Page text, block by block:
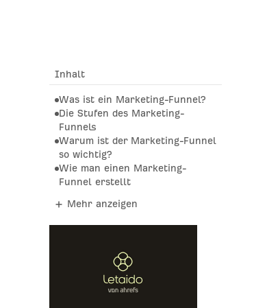
Inhalt
Was ist ein Marketing-Funnel?
Die Stufen des Marketing-
Funnels
Warum ist der Marketing-Funnel
so wichtig?
Wie man einen Marketing-
Funnel erstellt
Mehr anzeigen